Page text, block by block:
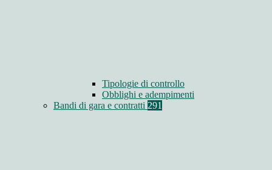
Tipologie di controllo
Obblighi e adempimenti
Bandi di gara e contratti 291